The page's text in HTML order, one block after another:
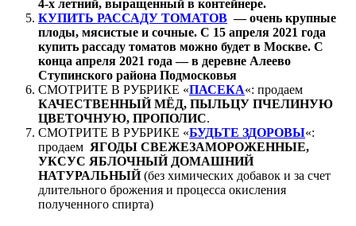
4-х летний, выращенный в контейнере.
КУПИТЬ РАССАДУ ТОМАТОВ — очень крупные
плоды, мясистые и сочные. С 15 апреля 2021 года
купить рассаду томатов можно будет в Москве. С
конца апреля 2021 года — в деревне Алеево
Ступинского района Подмосковья
СМОТРИТЕ В РУБРИКЕ «ПАСЕКА«: продаем
КАЧЕСТВЕННЫЙ МЁД, ПЫЛЬЦУ ПЧЕЛИНУЮ
ЦВЕТОЧНУЮ, ПРОПОЛИС.
СМОТРИТЕ В РУБРИКЕ «БУДЬТЕ ЗДОРОВЫ«:
продаем ЯГОДЫ СВЕЖЕЗАМОРОЖЕННЫЕ,
УКСУС ЯБЛОЧНЫЙ ДОМАШНИЙ
НАТУРАЛЬНЫЙ(без химических добавок и за счет
длительного брожения и процесса окисления
полученного спирта)